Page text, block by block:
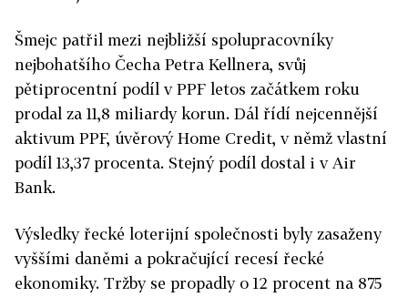
Šmejc patřil mezi nejbližší spolupracovníky
nejbohatšího Čecha Petra Kellnera, svůj
pětiprocentní podíl v PPF letos začátkem roku
prodal za 11,8 miliardy korun. Dál řídí nejcennější
aktivum PPF, úvěrový Home Credit, v němž vlastní
podíl 13,37 procenta. Stejný podíl dostal i v Air
Bank.
Výsledky řecké loterijní společnosti byly zasaženy
vyššími daněmi a pokračující recesí řecké
ekonomiky. Tržby se propadly o 12 procent na 875